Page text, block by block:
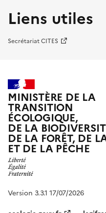
Liens utiles
Secrétariat CITES
MINISTÈRE DE LA
TRANSITION
ÉCOLOGIQUE,
DE LA
DE LA FORÊT, DE
ET DE LA PÊCHE
Version 3.3.1 17/07/2026